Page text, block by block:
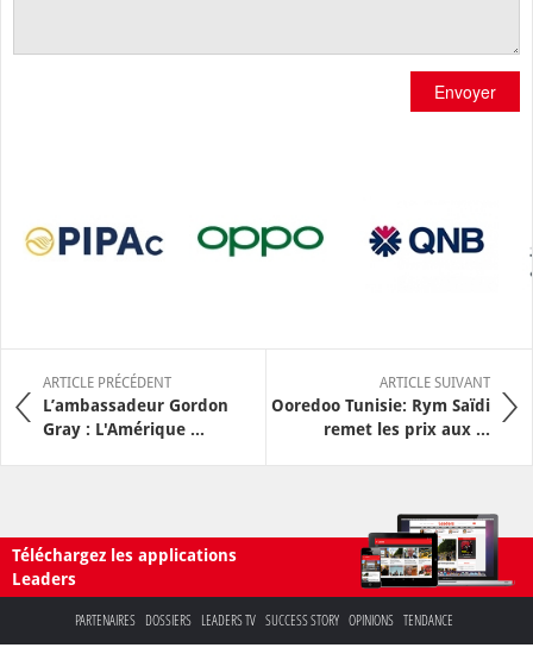
Envoyer
ARTICLE PRÉCÉDENT
L’ambassadeur Gordon
Gray : L'Amérique ...
ARTICLE SUIVANT
Ooredoo Tunisie: Rym Saïdi
remet les prix aux ...
Téléchargez les applications
Leaders
PARTENAIRES DOSSIERS LEADERS TV SUCCESS STORY OPINIONS TENDANCE